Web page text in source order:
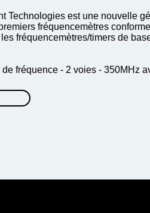
Technologies est une nouvelle
fréquencemètres
fréquencemètres/timers de
de fréquence - 2 voies - 350MHz